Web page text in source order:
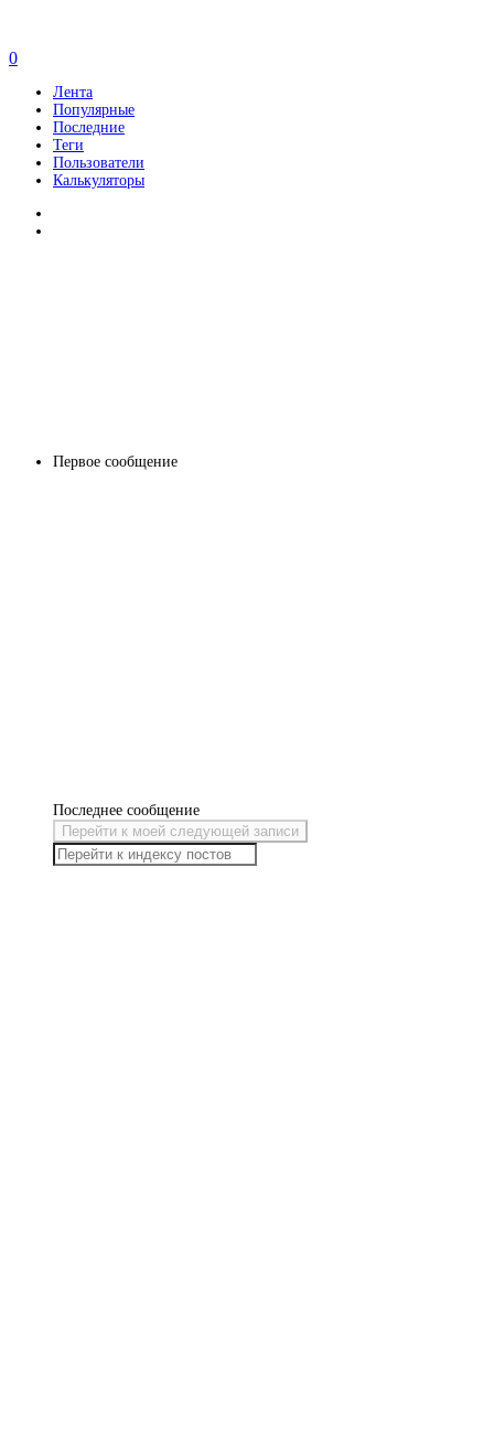
Первое сообщение
Последнее сообщение
Перейти к моей следующей записи
0
Лента
Популярные
Последние
Теги
Пользователи
Калькуляторы